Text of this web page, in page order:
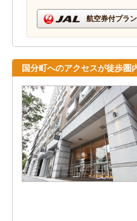
航空券付プラ
国分町へのアクセスが徒歩